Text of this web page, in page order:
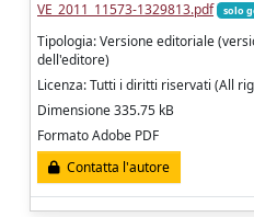
VE_2011_11573-1329813.pdf solo
Tipologia: Versione editoriale
dell'editore)
Licenza: Tutti i diritti riservati (All
Dimensione 335.75 kB
Formato Adobe PDF
Contatta l'autore